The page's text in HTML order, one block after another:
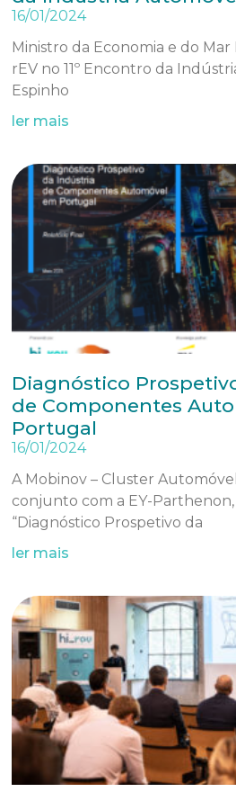
16/01/2024
Ministro da Economia e do Mar
rEV no 11º Encontro da
Espinho
ler mais
Diagnóstico
de Componentes
Portugal
16/01/2024
A Mobinov – Cluster
conjunto com a EY-
“Diagnóstico Prospetivo da
ler mais